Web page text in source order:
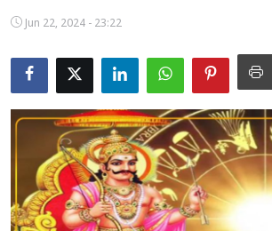
Weather
Politics
Jun 22, 2024 - 23:22